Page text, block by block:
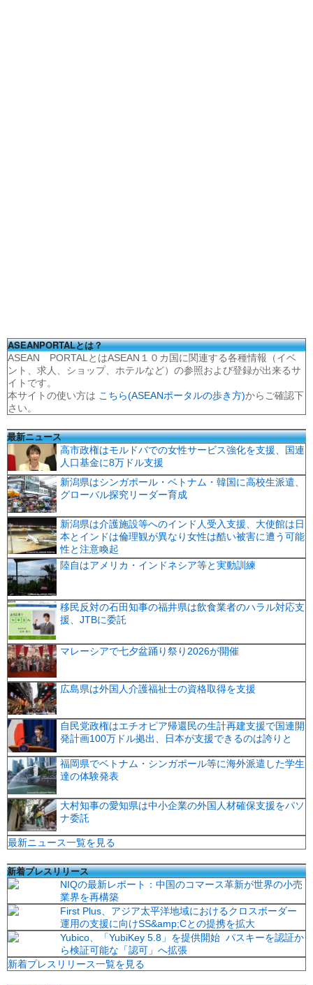
ASEANPORTALとは？
ASEAN PORTALとはASEAN１０カ国に関連する各種情報（イベ
ント、求人、ショップ、ホテルなど）の参照および登録が出来るサ
イトです。
本サイトの使い方は こちら(ASEANポータルの歩き方)からご確認下
さい。
最新ニュース
高市政権はモルドバでの女性サービス強化を支援、国連
人口基金に8万ドル支援
新潟県はシンガポール・ベトナム・韓国に高校生派遣、
グローバル探究リーダー育成
新潟県は介護施設等へのインド人受入支援、大使館は日
本とインドは倫理観が異なり女性は酷い被害に遭う可能
性と注意喚起
陸自はアメリカ・インドネシア等と実動訓練
移民反対の石田知事の福井県は飲食業者のハラル対応支
援、JTBに委託
マレーシアで七夕盆踊り祭り2026が開催
広島県は外国人介護福祉士の資格取得を支援
自民党政権はエチオピア帰還民の生計再建支援で国連開
発計画100万ドル拠出、日本が支援できるのは誇りと
福岡県でベトナム・シンガポール等に海外派遣した学生
達の体験発表
大村知事の愛知県は中小企業の外国人材確保支援をパソ
ナ委託
最新ニュース一覧を見る
新着プレスリリース
NIQの最新レポート：中国のコマース革新が世界の小売
業界を再構築
First Plus、アジア太平洋地域におけるクロスボーダー
運用の支援に向けSS&amp;Cとの提携を拡大
Yubico、「YubiKey 5.8」を提供開始 パスキーを認証か
ら検証可能な「認可」へ拡張
新着プレスリリース一覧を見る